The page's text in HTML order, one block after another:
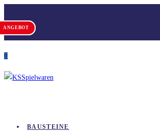
Inhalt
springen
Versandkostenfrei ab 100 €
0
BAUSTEINE
ANGEBOT
ANGEBOT